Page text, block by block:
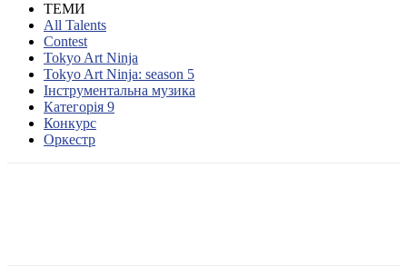
ТЕМИ
All Talents
Contest
Tokyo Art Ninja
Tokyo Art Ninja: season 5
Інструментальна музика
Категорія 9
Конкурс
Оркестр